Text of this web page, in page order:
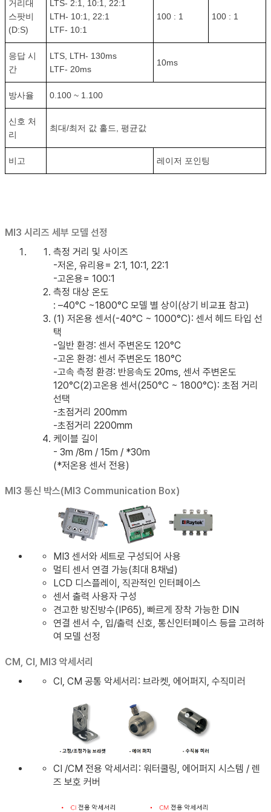
거리대
스팟비
(D:S)
LTS- 2:1, 10:1, 22:1
LTH- 10:1, 22:1
LTF- 10:1
100 : 1 100 : 1
응답 시
간
LTS, LTH- 130ms
LTF- 20ms
10ms
방사율 0.100 ~ 1.100
신호 처
리
최대/최저 값 홀드, 평균값
비고 레이저 포인팅
MI3 시리즈 세부 모델 선정
측정 거리 및 사이즈
-저온, 유리용= 2:1, 10:1, 22:1
-고온용= 100:1
측정 대상 온도
: –40°C ~1800°C 모델 별 상이(상기 비교표 참고)
(1) 저온용 센서(-40°C ~ 1000°C): 센서 헤드 타입 선
택
-일반 환경: 센서 주변온도 120°C
-고온 환경: 센서 주변온도 180°C
-고속 측정 환경: 반응속도 20ms, 센서 주변온도
120°C(2)고온용 센서(250°C ~ 1800°C): 초점 거리
선택
-초점거리 200mm
-초점거리 2200mm
케이블 길이
- 3m /8m / 15m / *30m
(*저온용 센서 전용)
MI3 통신 박스(MI3 Communication Box)
MI3 센서와 세트로 구성되어 사용
멀티 센서 연결 가능(최대 8채널)
LCD 디스플레이, 직관적인 인터페이스
센서 출력 사용자 구성
견고한 방진방수(IP65), 빠르게 장착 가능한 DIN
연결 센서 수, 입/출력 신호, 통신인터페이스 등을 고려하
여 모델 선정
CM, CI, MI3 악세서리
CI, CM 공통 악세서리: 브라켓, 에어퍼지, 수직미러
CI /CM 전용 악세서리: 워터쿨링, 에어퍼지 시스템 / 렌
즈 보호 커버